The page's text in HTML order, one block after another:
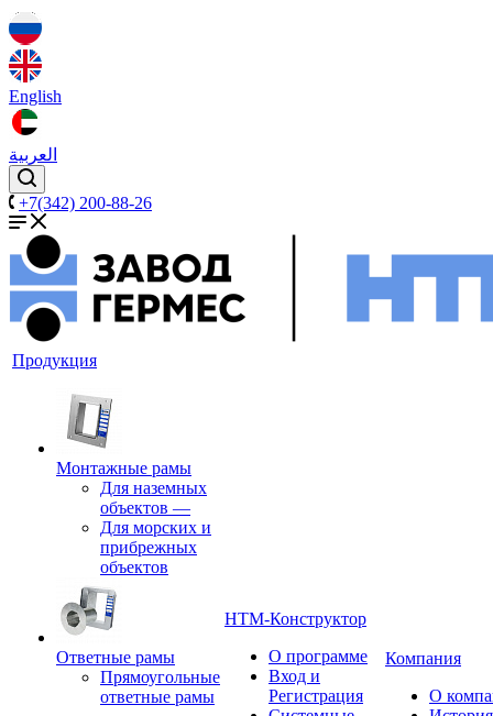
English
العربية
+7(342) 200-88-26
Продукция
Монтажные рамы
Для наземных
объектов —
Для морских и
прибрежных
объектов
Ответные рамы
Прямоугольные
ответные рамы
НТМ-Конструктор
О программе
Вход и
Регистрация
Компания
О